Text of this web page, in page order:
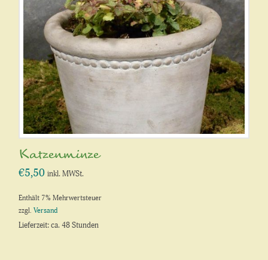
Katzenminze
€5,50 inkl. MWSt.
Enthält 7% Mehrwertsteuer
zzgl.Versand
Lieferzeit: ca. 48 Stunden